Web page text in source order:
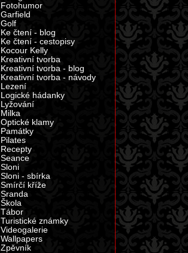
Fotohumor
Garfield
Golf
Ke čtení - blog
Ke čtení - cestopisy
Kocour Kelly
Kreativní tvorba
Kreativní tvorba - blog
Kreativní tvorba - návody
Lezení
Logické hádanky
Lyžování
Milka
Optické klamy
Památky
Pilates
Recepty
Seance
Sloni
Sloni - sbírka
Smírčí kříže
Sranda
Škola
Tábor
Turistické známky
Videogalerie
Wallpapers
Zpěvník